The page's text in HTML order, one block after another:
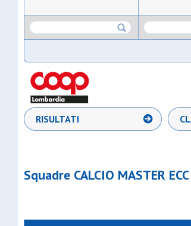
RISULTATI
Squadre CALCIO MASTER